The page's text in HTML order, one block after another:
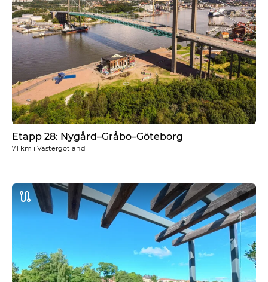
Etapp 28: Nygård–Gråbo–Göteborg
71 km i Västergötland